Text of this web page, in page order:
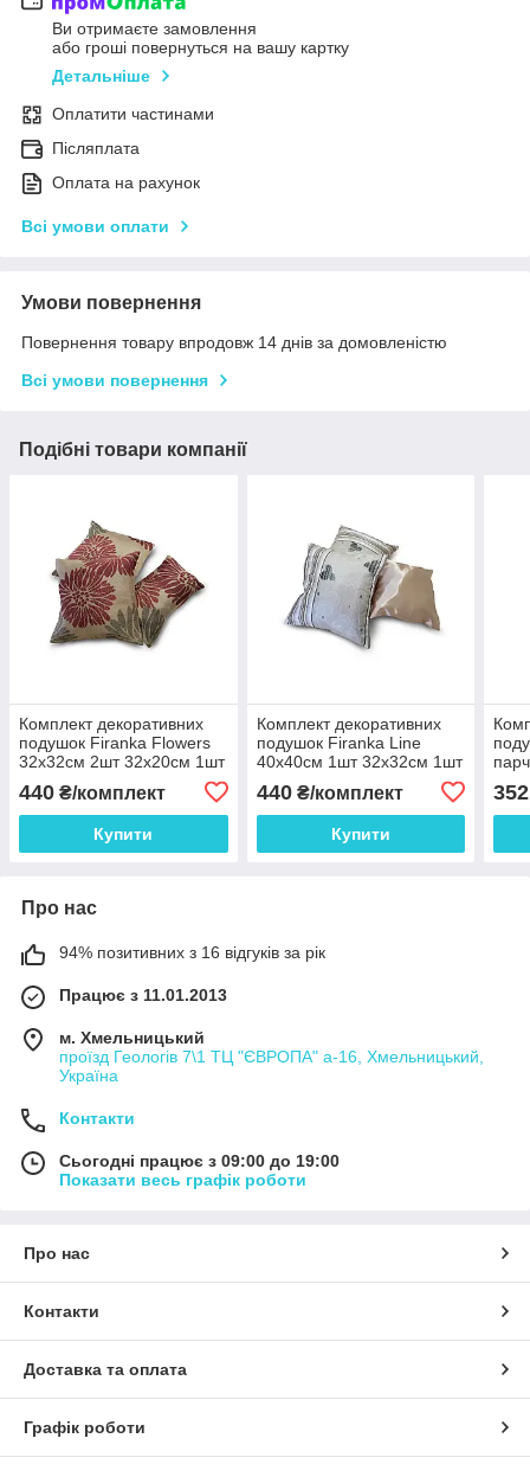
Ви отримаєте замовлення
або гроші повернуться на вашу картку
Детальніше
Оплатити частинами
Післяплата
Оплата на рахунок
Всі умови оплати
Умови повернення
Повернення товару впродовж 14 днів за домовленістю
Всі умови повернення
Подібні товари компанії
Комплект декоративних
подушок Firanka Flowers
32х32см 2шт 32х20см 1шт
(п_0317)
440 ₴/комплект
Купити
Комплект декоративних
подушок Firanka Line
40х40см 1шт 32х32см 1шт
(п_0429)
440₴/комплект
Купити
352
Про нас
94% позитивних з 16 відгуків за рік
Працює з 11.01.2013
м. Хмельницький
проїзд Геологів 7\1 ТЦ "ЄВРОПА" а-16, Хмельницький,
Україна
Контакти
Сьогодні працює з 09:00 до 19:00
Показати весь графік роботи
Про нас
Контакти
Доставка та оплата
Графік роботи